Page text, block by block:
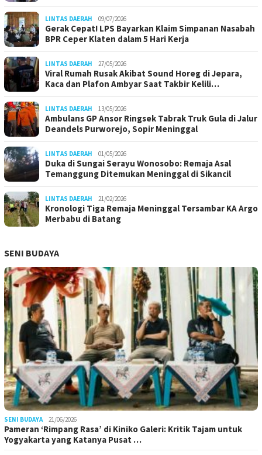
LINTAS DAERAH 09/07/2026
Gerak Cepat! LPS Bayarkan Klaim Simpanan Nasabah
BPR Ceper Klaten dalam 5 Hari Kerja
LINTAS DAERAH 27/05/2026
Viral Rumah Rusak Akibat Sound Horeg di Jepara,
Kaca dan Plafon Ambyar Saat Takbir Kelili…
LINTAS DAERAH 13/05/2026
Ambulans GP Ansor Ringsek Tabrak Truk Gula di Jalur
Deandels Purworejo, Sopir Meninggal
LINTAS DAERAH 01/05/2026
Duka di Sungai Serayu Wonosobo: Remaja Asal
Temanggung Ditemukan Meninggal di Sikancil
LINTAS DAERAH 21/02/2026
Kronologi Tiga Remaja Meninggal Tersambar KA Argo
Merbabu di Batang
SENI BUDAYA
SENI BUDAYA 21/06/2026
Pameran ‘Rimpang Rasa’ di Kiniko Galeri: Kritik Tajam untuk
Yogyakarta yang Katanya Pusat …